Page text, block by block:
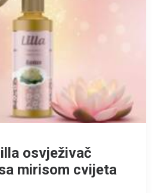
osvježivač
mirisom cvijeta